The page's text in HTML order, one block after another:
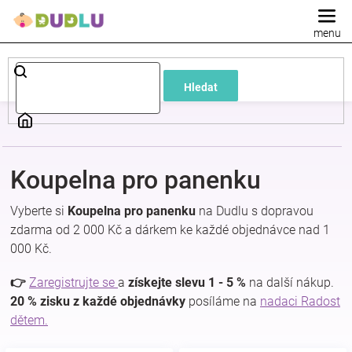
Hledat
Dětské
a
kojenecké
oblečení
Pokojíček
kojenecká
Koupelna pro panenku
Vyberte si Koupelna pro panenku na Dudlu s dopravou
zdarma od 2 000 Kč a dárkem ke každé objednávce nad 1
000 Kč.
👉 Zaregistrujte se a získejte slevu 1 - 5 % na další nákup.
20 % zisku z každé objednávky posíláme na nadaci Radost
dětem.